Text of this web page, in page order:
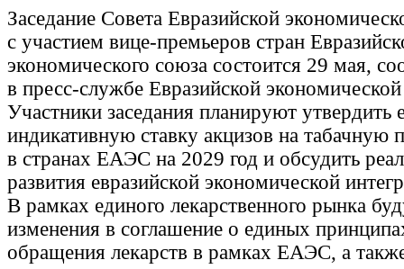
Заседание Совета Евразийской
с участием вице-премьеров стран
экономического союза состоится 29 мая,
в пресс-службе Евразийской
Участники заседания планируют утвердить
индикативную ставку акцизов на табачную
в странах ЕАЭС на 2029 год и обсудить
развития евразийской экономической
В рамках единого лекарственного рынка
изменения в соглашение о единых
обращения лекарств в рамках ЕАЭС, а